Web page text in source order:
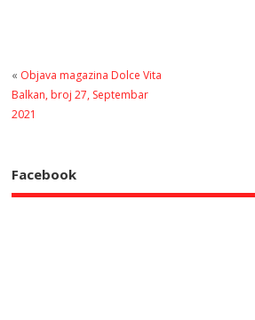
« Objava magazina Dolce Vita
Balkan, broj 27, Septembar
2021
Facebook